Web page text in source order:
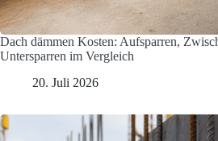
Dach dämmen Kosten: Aufsparren,
Untersparren im Vergleich
20. Juli 2026